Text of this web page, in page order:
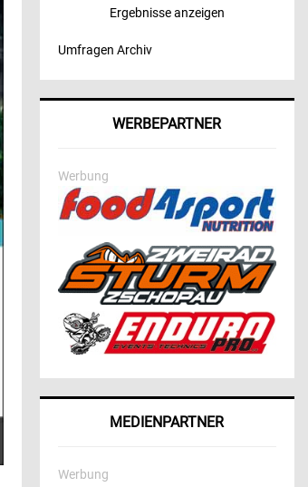
Ergebnisse anzeigen
Umfragen Archiv
WERBEPARTNER
Werbung
MEDIENPARTNER
Werbung